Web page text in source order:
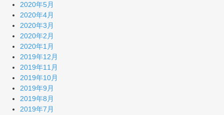
2020年5月
2020年4月
2020年3月
2020年2月
2020年1月
2019年12月
2019年11月
2019年10月
2019年9月
2019年8月
2019年7月